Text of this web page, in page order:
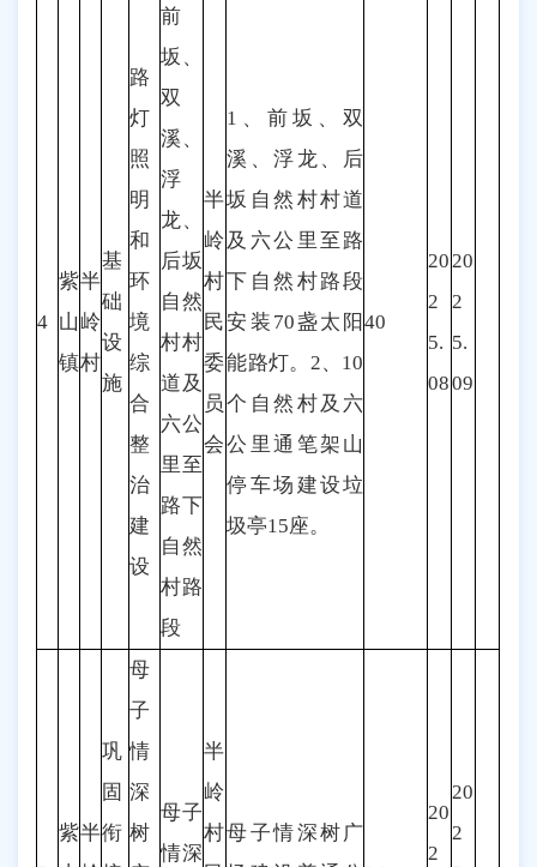
4
紫
山
镇
半
岭
村
基
础
设
施
路
灯
照
明
和
环
境
综
合
整
治
建
设
前
坂、
双
溪、
浮
龙、
后坂
自然
村村
道及
六公
里至
路下
自然
村路
段
半
岭
村
民
委
员
会
1、前坂、双
溪、浮龙、后
坂自然村村道
及六公里至路
下自然村路段
安装70盏太阳
能路灯。2、10
个自然村及六
公里通笔架山
停车场建设垃
圾亭15座。
40
20
2
5.
08
20
2
5.
09
紫半
巩
固
衔
母
子
情
深
树
母子
情深
半
岭
村母子情深树广
20
2
20
2